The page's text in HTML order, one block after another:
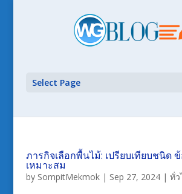
Select Page
ภารกิจเลือกพื้นไม้: เปรียบเทียบชนิด
เหมาะสม
by SompitMekmok| Sep 27, 2024| ทั่ว